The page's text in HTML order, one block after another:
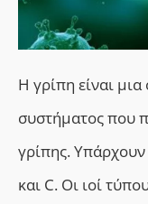
Η γρίπη είναι
συστήματος που
γρίπης. Υπάρχουν
και C. Οι ιοί